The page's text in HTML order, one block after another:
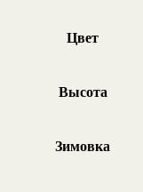
Цвет
Высота
Зимовка